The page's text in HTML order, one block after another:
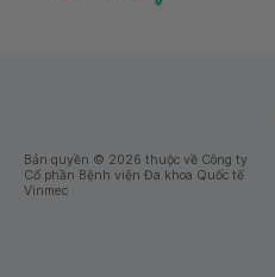
Bản quyền © 2026 thuộc về Công ty
Cổ phần Bệnh viện Đa khoa Quốc tế
Vinmec